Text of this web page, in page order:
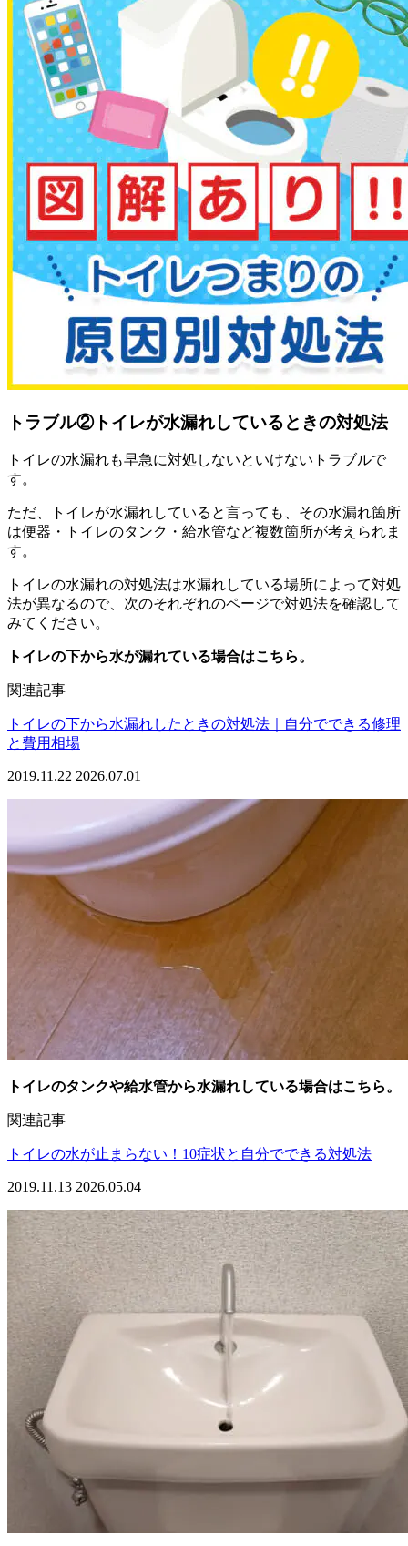
トラブル②トイレが水漏れしているときの対処法
トイレの水漏れも早急に対処しないといけないトラブルで
す。
ただ、トイレが水漏れしていると言っても、その水漏れ箇所
は便器・トイレのタンク・給水管など複数箇所が考えられま
す。
トイレの水漏れの対処法は水漏れしている場所によって対処
法が異なるので、次のそれぞれのページで対処法を確認して
みてください。
トイレの下から水が漏れている場合はこちら。
関連記事
トイレの下から水漏れしたときの対処法｜自分でできる修理
と費用相場
2019.11.22 2026.07.01
トイレのタンクや給水管から水漏れしている場合はこちら。
関連記事
トイレの水が止まらない！10症状と自分でできる対処法
2019.11.13 2026.05.04